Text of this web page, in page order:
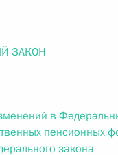
ЗАКОН
в
пенсионных
закона